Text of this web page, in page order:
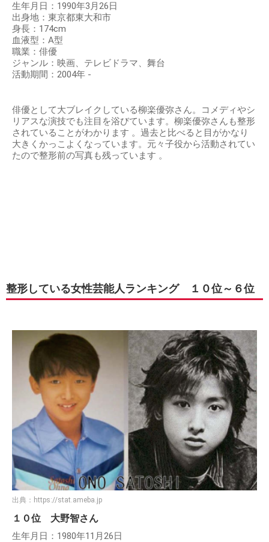
生年月日：1990年3月26日
出身地：東京都東大和市
身長：174cm
血液型：A型
職業：俳優
ジャンル：映画、テレビドラマ、舞台
活動期間：2004年 -
俳優として大ブレイクしている柳楽優弥さん。コメディやシ
リアスな演技でも注目を浴びています。柳楽優弥さんも整形
されていることがわかります 。過去と比べると目がかなり
大きくかっこよくなっています。元々子役から活動されてい
たので整形前の写真も残っています 。
整形している女性芸能人ランキング １０位～６位
出典： https://stat.ameba.jp
１０位 大野智さん
生年月日：1980年11月26日